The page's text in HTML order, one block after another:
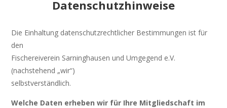
Datenschutzhinweise
Die Einhaltung datenschutzrechtlicher Bestimmungen ist für
den
Fischereiverein Sarninghausen und Umgegend e.V.
(nachstehend „wir“)
selbstverständlich.
Welche Daten erheben wir für Ihre Mitgliedschaft im